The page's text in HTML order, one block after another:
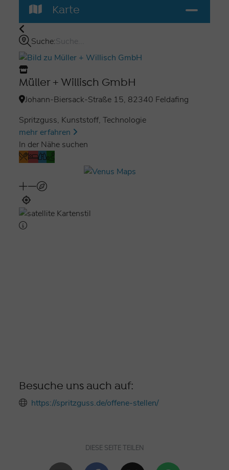
Karte
Suche:
Müller + Willisch GmbH
Johann-Biersack-Straße 15, 82340 Feldafing
Spritzguss, Kunststoff, Technologie
mehr erfahren
In der Nähe suchen
Besuche uns auch auf:
https://spritzguss.de/offene-stellen/
DIESE SEITE TEILEN